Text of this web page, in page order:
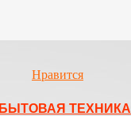
Нравится
БЫТОВАЯ ТЕХНИКА